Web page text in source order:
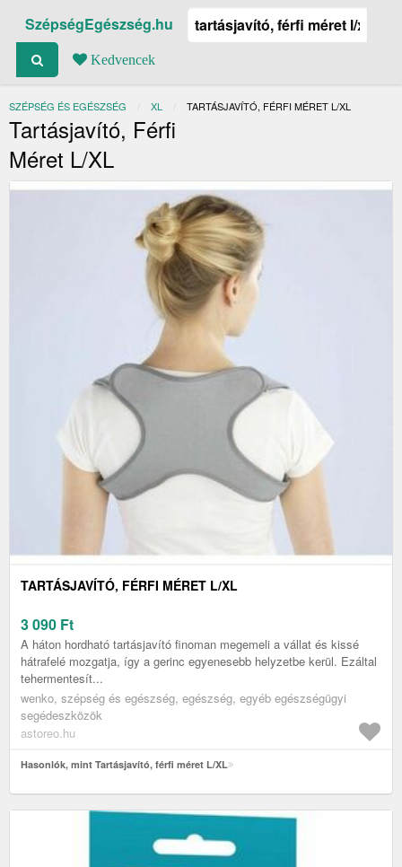
SzépségEgészség.hu
Kedvencek
SZÉPSÉG ÉS EGÉSZSÉG XL JELENLEGI:
TARTÁSJAVÍTÓ, FÉRFI MÉRET L/XL
Tartásjavító, Férfi
Méret L/XL
TARTÁSJAVÍTÓ, FÉRFI MÉRET L/XL
3 090 Ft
A háton hordható tartásjavító finoman megemeli a vállat és kissé
hátrafelé mozgatja, így a gerinc egyenesebb helyzetbe kerül. Ezáltal
tehermentesít...
wenko, szépség és egészség, egészség, egyéb egészségügyi
segédeszközök
astoreo.hu
Hasonlók, mint Tartásjavító, férfi méret L/XL